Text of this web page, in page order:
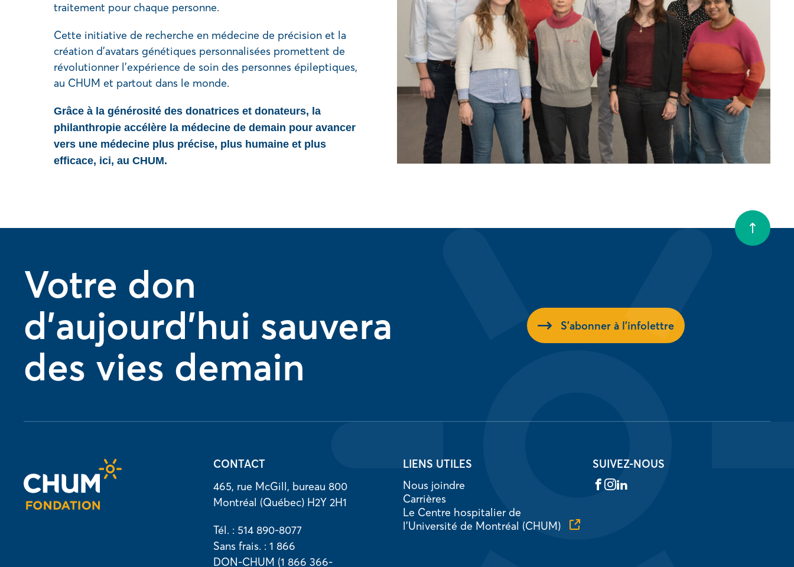
traitement pour chaque personne.
Cette initiative de recherche en médecine de précision et la
création d’avatars génétiques personnalisées promettent de
révolutionner l’expérience de soin des personnes épileptiques,
au CHUM et partout dans le monde.
Grâce à la générosité des donatrices et donateurs, la
philanthropie accélère la médecine de demain pour avancer
vers une médecine plus précise, plus humaine et plus
efficace, ici, au CHUM.
Votre don
d'aujourd'hui sauvera
des vies demain
S'abonner à l'infolettre
CONTACT
465, rue McGill, bureau 800
Montréal (Québec) H2Y 2H1
Tél. : 514 890-8077
Sans frais. : 1 866
DON-CHUM (1 866 366-
LIENS UTILES
Nous joindre
Carrières
Le Centre hospitalier de
l’Université de Montréal (CHUM)
SUIVEZ-NOUS
Facebook
Instagram
LinkedIn